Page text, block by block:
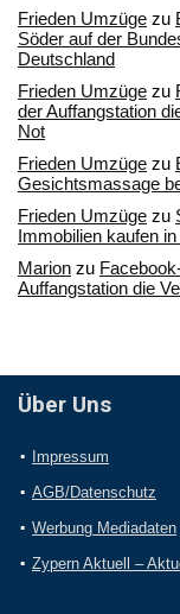
Frieden Umzüge zu
Söder auf der
Deutschland
Frieden Umzüge zu
der Auffangstation
Not
Frieden Umzüge zu
Gesichtsmassage
Frieden Umzüge zu
Immobilien kaufen
Marion zu
Auffangstation die
Über Uns
Impressum
AGB/Datenschutz
Werbung Mediadaten
Zypern Aktuell –